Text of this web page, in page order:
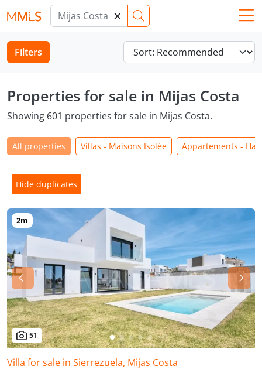
×
Filters
Properties for sale in Mijas Costa
Showing 601 properties for sale in Mijas Costa.
All properties Villas - Maisons Isolée Appartements -
Hide duplicates
51
Villa for sale in Sierrezuela, Mijas Costa